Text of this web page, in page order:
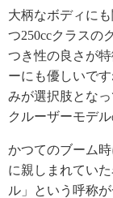
大柄なボディに
つ250ccクラスの
つき性の良さが
ーにも優しいで
みが選択肢とな
クルーザーモデ
かつてのブーム
に親しまれてい
ル」という呼称